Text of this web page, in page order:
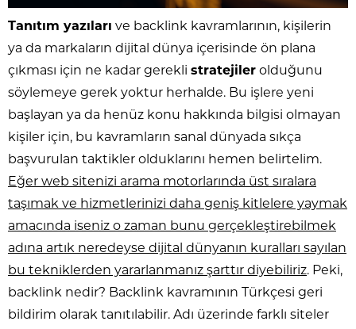
Tanıtım yazıları ve backlink kavramlarının, kişilerin
ya da markaların dijital dünya içerisinde ön plana
çıkması için ne kadar gerekli stratejiler olduğunu
söylemeye gerek yoktur herhalde. Bu işlere yeni
başlayan ya da henüz konu hakkında bilgisi olmayan
kişiler için, bu kavramların sanal dünyada sıkça
başvurulan taktikler olduklarını hemen belirtelim.
Eğer web sitenizi arama motorlarında üst sıralara
taşımak ve hizmetlerinizi daha geniş kitlelere yaymak
amacında iseniz o zaman bunu gerçekleştirebilmek
adına artık neredeyse dijital dünyanın kuralları sayılan
bu tekniklerden yararlanmanız şarttır diyebiliriz. Peki,
backlink nedir? Backlink kavramının Türkçesi geri
bildirim olarak tanıtılabilir. Adı üzerinde farklı siteler